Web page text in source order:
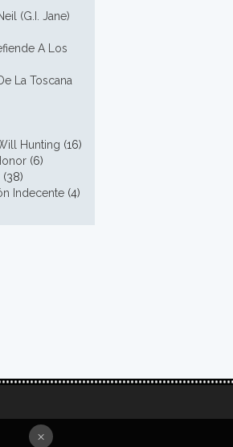
(G.I. Jane)
A Los
La Toscana
Hunting (16)
(6)
(38)
Indecente (4)
×